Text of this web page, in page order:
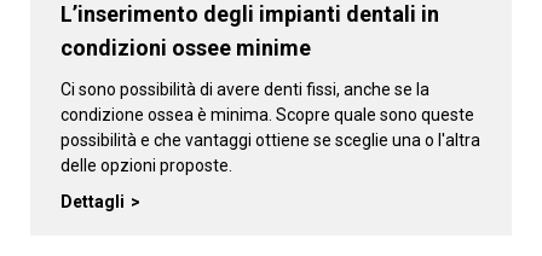
L’inserimento degli impianti dentali in
condizioni ossee minime
Ci sono possibilità di avere denti fissi, anche se la
condizione ossea è minima. Scopre quale sono queste
possibilità e che vantaggi ottiene se sceglie una o l'altra
delle opzioni proposte.
Dettagli